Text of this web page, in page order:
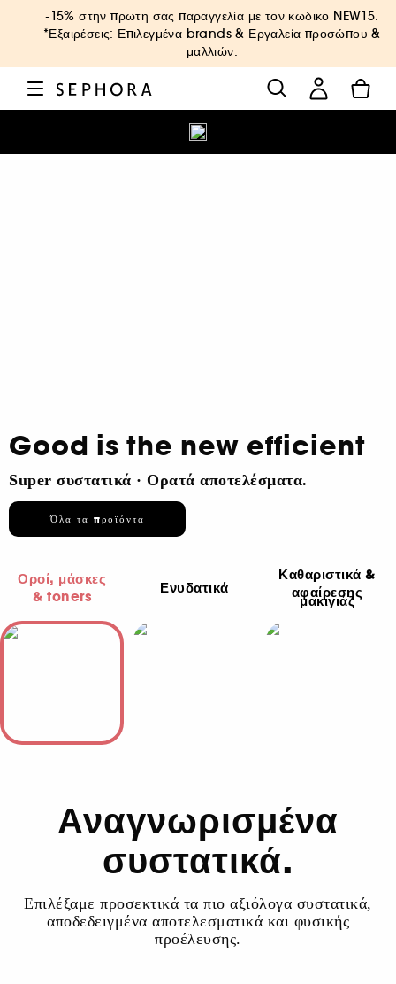
-15% στην πρωτη σας παραγγελία με τον κωδικο NEW15.
*Εξαιρέσεις: Επιλεγμένα brands & Εργαλεία προσώπου &
μαλλιών.
Good is the new efficient
Super συστατικά · Ορατά αποτελέσματα.
Όλα τα προϊόντα
Οροί, μάσκες
& toners
Ενυδατικά
Καθαριστικά &
αφαίρεσης
μακιγιάζ
Αναγνωρισμένα
συστατικά.
Επιλέξαμε προσεκτικά τα πιο αξιόλογα συστατικά,
αποδεδειγμένα αποτελεσματικά και φυσικής
προέλευσης.